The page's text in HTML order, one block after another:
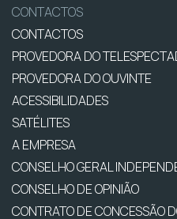
CONTACTOS
CONTACTOS
PROVEDORA DO
PROVEDORA DO OUVINTE
ACESSIBILIDADES
SATÉLITES
A EMPRESA
CONSELHO GERAL
CONSELHO DE OPINIÃO
CONTRATO DE CONCESSÃO